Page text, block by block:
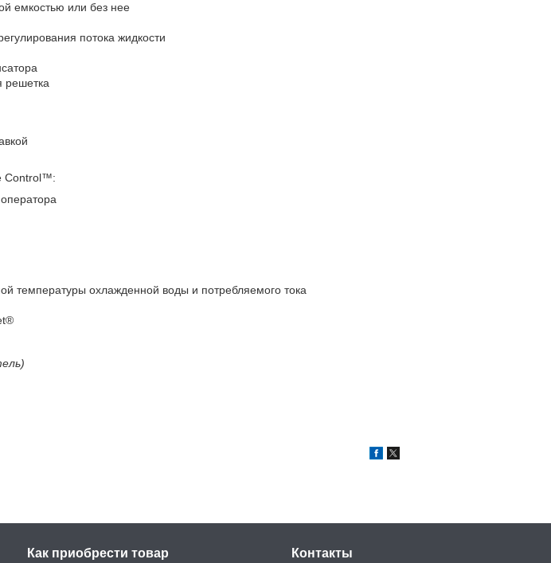
емкостью или без нее
потока жидкости
решетка
Control™:
температуры охлажденной воды и потребляемого тока
Как приобрести товар Контакты